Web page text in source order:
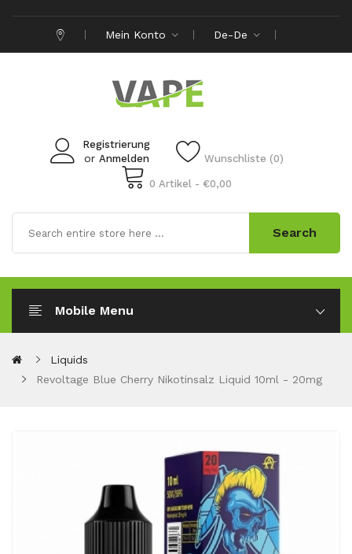
Mein Konto De-De
Registrierung
or Anmelden Wunschliste (0)
0 Artikel - €0,00
Search
Mobile Menu
Liquids
Revoltage Blue Cherry Nikotinsalz Liquid 10ml - 20mg